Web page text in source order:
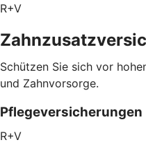
R+V
Schützen Sie sich vor
und Zahnvorsorge.
Pflegeversicherungen
R+V